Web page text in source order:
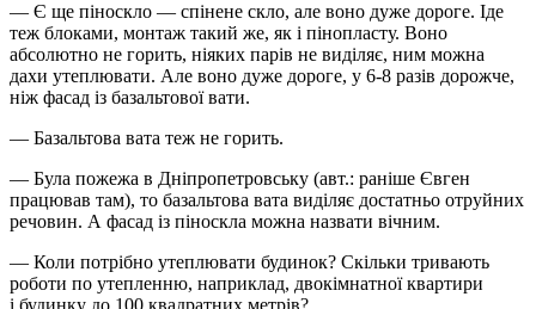
— Є ще піноскло — спінене скло, але воно дуже дороге. Іде
теж блоками, монтаж такий же, як і пінопласту. Воно
абсолютно не горить, ніяких парів не виділяє, ним можна
дахи утеплювати. Але воно дуже дороге, у 6-8 разів дорожче,
ніж фасад із базальтової вати.
— Базальтова вата теж не горить.
— Була пожежа в Дніпропетровську (авт.: раніше Євген
працював там), то базальтова вата виділяє достатньо отруйних
речовин. А фасад із піноскла можна назвати вічним.
— Коли потрібно утеплювати будинок? Скільки тривають
роботи по утепленню, наприклад, двокімнатної квартири
і будинку до 100 квадратних метрів?